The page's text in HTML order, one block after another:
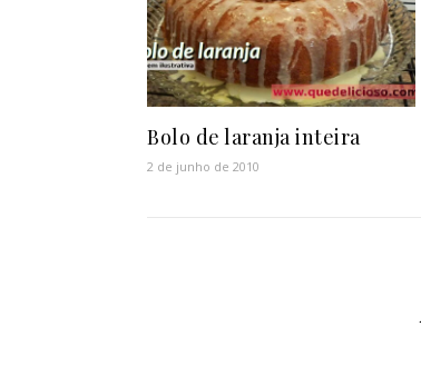
Bolo de laranja inteira
2 de junho de 2010